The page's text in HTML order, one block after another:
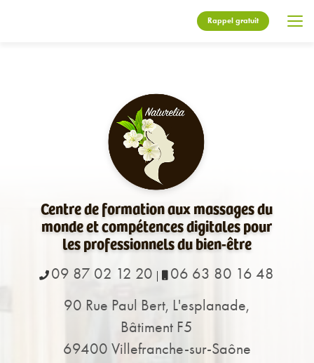
Rappel gratuit
Centre de formation aux massages du
monde et compétences digitales pour
les professionnels du bien-être
09 87 02 12 20
06 63 80 16 48
90 Rue Paul Bert, L'esplanade,
Bâtiment F5
69400 Villefranche-sur-Saône